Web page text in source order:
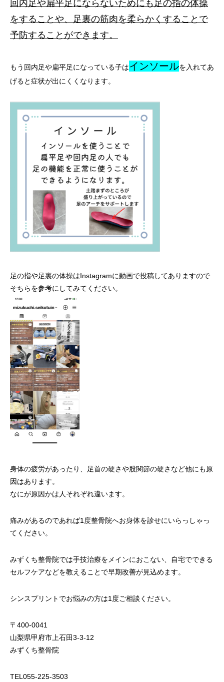
回内足や扁平足にならないためにも足の指の体操
をすることや、足裏の筋肉を柔らかくすることで
予防することができます。
もう回内足や扁平足になっている子はインソールを入れてあ
げると症状が出にくくなります。
足の指や足裏の体操はInstagramに動画で投稿してありますので
そちらを参考にしてみてください。
身体の疲労があったり、足首の硬さや股関節の硬さなど他にも原
因はあります。
なにが原因かは人それぞれ違います。
痛みがあるのであれば1度整骨院へお身体を診せにいらっしゃっ
てください。
みずくち整骨院では手技治療をメインにおこない、自宅でできる
セルフケアなどを教えることで早期改善が見込めます。
シンスプリントでお悩みの方は1度ご相談ください。
〒400-0041
山梨県甲府市上石田3-3-12
みずくち整骨院
TEL055-225-3503